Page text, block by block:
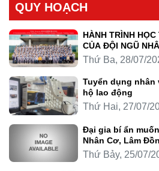
QUY HOẠCH
HÀNH TRÌNH
CỦA ĐỘI NGŨ
TY LUYỆN KIM
Thứ Ba, 28/07/
Tuyển dụng nhân
hộ lao động
Thứ Hai, 27/07/
Đại gia bí ẩn
Nhân Cơ, Lâm
Thứ Bảy, 25/07/